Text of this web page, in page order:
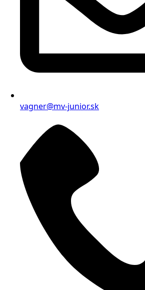
vagner@mv-junior.sk